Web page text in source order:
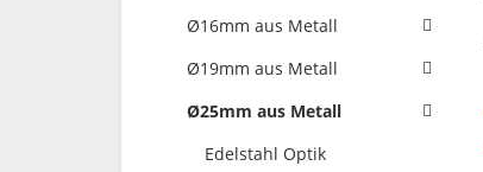
Ø16mm aus Metall
Ø19mm aus Metall
Ø25mm aus Metall
Edelstahl Optik